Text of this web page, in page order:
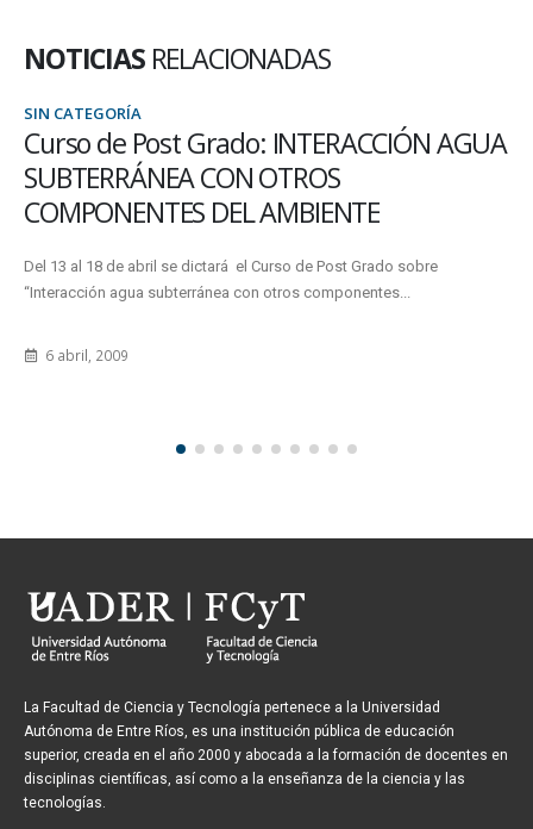
NOTICIAS RELACIONADAS
SIN CATEGORÍA
Curso de Post Grado: INTERACCIÓN AGUA
SUBTERRÁNEA CON OTROS
COMPONENTES DEL AMBIENTE
Del 13 al 18 de abril se dictará el Curso de Post Grado sobre
“Interacción agua subterránea con otros componentes...
6 abril, 2009
La Facultad de Ciencia y Tecnología pertenece a la Universidad
Autónoma de Entre Ríos, es una institución pública de educación
superior, creada en el año 2000 y abocada a la formación de docentes en
disciplinas científicas, así como a la enseñanza de la ciencia y las
tecnologías.